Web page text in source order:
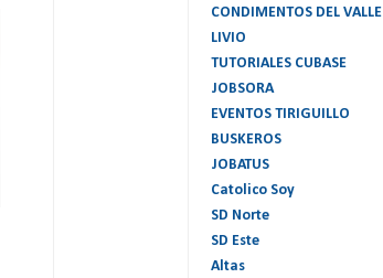
CONDIMENTOS DEL VALLE
LIVIO
TUTORIALES CUBASE
JOBSORA
EVENTOS TIRIGUILLO
BUSKEROS
JOBATUS
Catolico Soy
SD Norte
SD Este
Altas